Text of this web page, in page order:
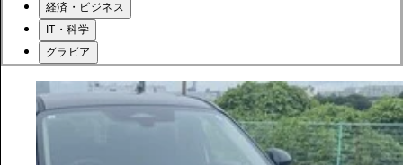
経済・ビジネス
IT・科学
グラビア